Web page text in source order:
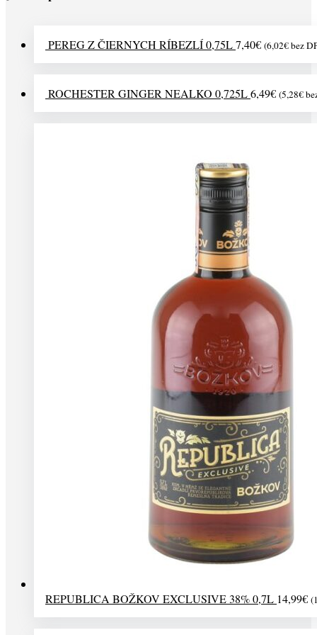
PEREG Z ČIERNYCH RÍBEZLÍ 0,75L7,40€ (6,02€bez
ROCHESTER GINGER NEALKO 0,725L6,49€ (5,28€
REPUBLICA BOŽKOV EXCLUSIVE 38% 0,7L 14,99€ (